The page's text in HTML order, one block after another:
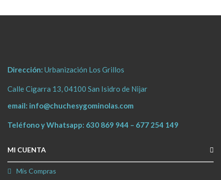
Dirección: Urbanización Los Grillos
Calle Cigarra 13, 04100 San Isidro de Nijar
email: info@chuchesygominolas.com
Teléfono y Whatsapp: 630 869 944 – 677 254 149
MI CUENTA
Mis Compras